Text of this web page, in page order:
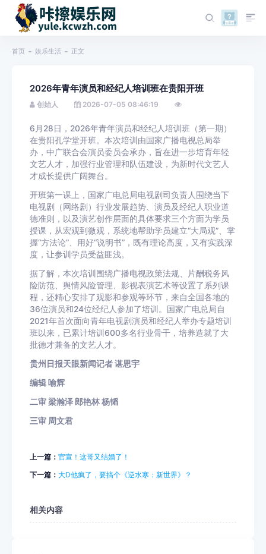
首页 娱乐生活 正文
2026年青年演员和经纪人培训班在贵阳开班
创始人 2026-07-05 08:46:19
6月28日，2026年青年演员和经纪人培训班（第一期）
在贵阳孔学堂开班。本次培训由国家广播电视总局举
办，中广联合会演员委员会承办，旨在进一步培育年轻
文艺人才，加强行业管理和队伍建设，为新时代文艺人
才成长提供广阔舞台。
开班第一课上，国家广电总局电视剧司负责人围绕当下
电视剧（网络剧）行业发展趋势、演员及经纪人职业道
德准则，以及演艺创作层面的具体要求三个方面为学员
授课，从宏观到微观，系统地帮助学员建立“大局观”、掌
握“方法论”、用好“说明书”，既有理论高度，又有实践深
度，让参训学员受益匪浅。
据了解，本次培训围绕广播电视政策法规、片酬税务风
险防范、舆情风险管理、影视表演艺术等设置了系列课
程，还精心安排了观影和参观等环节，来自全国各地的
36位演员和24位经纪人参加了培训。国家广电总局自
2021年首次面向青年电视剧演员和经纪人举办专题培训
班以来，已累计培训600多名行业骨干，培养造就了大
批德才兼备的文艺人才。
贵州日报天眼新闻记者 谌思宇
编辑 喻辉
二审 梁瀚泽 郎艳林 杨韬
三审 周文君
上一篇： 官宣！这哥又结婚了！
下一篇： 大D他疯了，要搞个《逆水寒：新世界》？
相关内容